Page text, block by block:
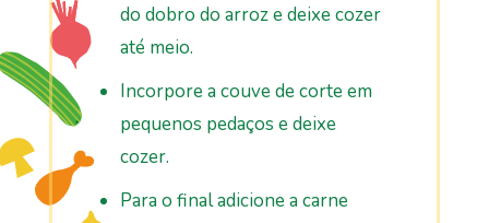
do dobro do arroz e deixe cozer
até meio.
Incorpore a couve de corte em
pequenos pedaços e deixe
cozer.
Para o final adicione a carne